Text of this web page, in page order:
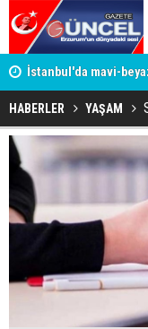
İstanbul'da mavi-
HABERLER YAŞAM